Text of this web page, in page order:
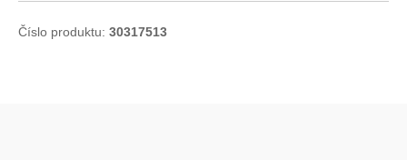
Číslo produktu: 30317513